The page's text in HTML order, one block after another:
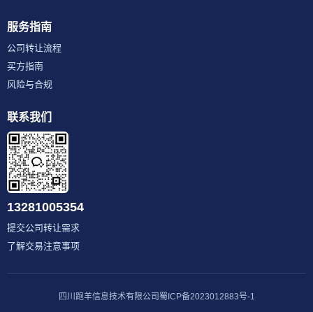
服务指南
公司转让流程
买方指南
风险与合规
联系我们
13281005354
提交公司转让需求
了解交易注意事项
四川跑羊信息技术有限公司 蜀ICP备2023012883号-1